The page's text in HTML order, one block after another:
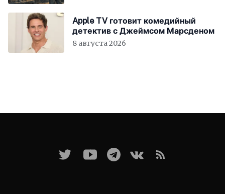
Apple TV готовит комедийный
детектив с Джеймсом Марсденом
8 августа 2026